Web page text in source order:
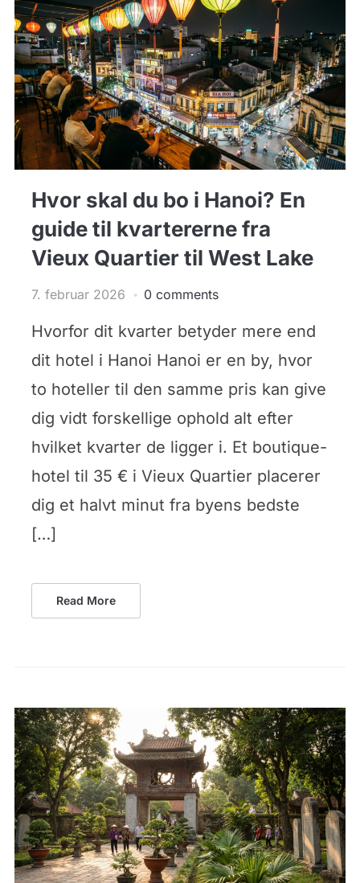
Hvor skal du bo i Hanoi? En
guide til kvartererne fra
Vieux Quartier til West Lake
7. februar 2026 0 comments
Hvorfor dit kvarter betyder mere end
dit hotel i Hanoi Hanoi er en by, hvor
to hoteller til den samme pris kan give
dig vidt forskellige ophold alt efter
hvilket kvarter de ligger i. Et boutique-
hotel til 35 € i Vieux Quartier placerer
dig et halvt minut fra byens bedste
[…]
Read More